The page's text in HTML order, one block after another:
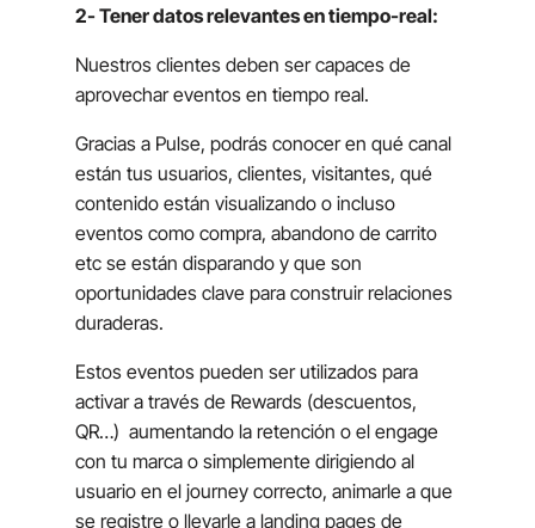
2- Tener datos relevantes en tiempo-real:
Nuestros clientes deben ser capaces de
aprovechar eventos en tiempo real.
Gracias a Pulse, podrás conocer en qué canal
están tus usuarios, clientes, visitantes, qué
contenido están visualizando o incluso
eventos como compra, abandono de carrito
etc se están disparando y que son
oportunidades clave para construir relaciones
duraderas.
Estos eventos pueden ser utilizados para
activar a través de Rewards (descuentos,
QR…) aumentando la retención o el engage
con tu marca o simplemente dirigiendo al
usuario en el journey correcto, animarle a que
se registre o llevarle a landing pages de